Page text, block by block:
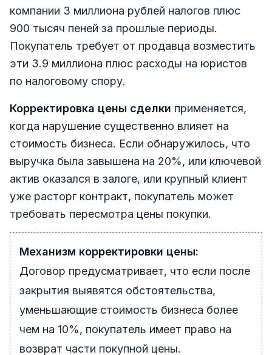
компании 3 миллиона рублей налогов плюс
900 тысяч пеней за прошлые периоды.
Покупатель требует от продавца возместить
эти 3.9 миллиона плюс расходы на юристов
по налоговому спору.
Корректировка цены сделки применяется,
когда нарушение существенно влияет на
стоимость бизнеса. Если обнаружилось, что
выручка была завышена на 20%, или ключевой
актив оказался в залоге, или крупный клиент
уже расторг контракт, покупатель может
требовать пересмотра цены покупки.
Механизм корректировки цены:
Договор предусматривает, что если после
закрытия выявятся обстоятельства,
уменьшающие стоимость бизнеса более
чем на 10%, покупатель имеет право на
возврат части покупной цены.